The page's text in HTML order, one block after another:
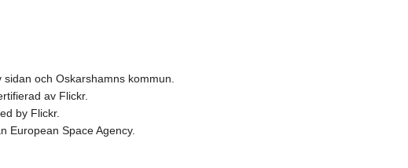
och Oskarshamns kommun.
av Flickr.
by Flickr.
European Space Agency.